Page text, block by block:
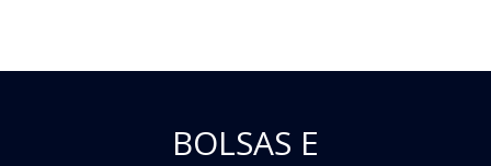
BOLSAS E